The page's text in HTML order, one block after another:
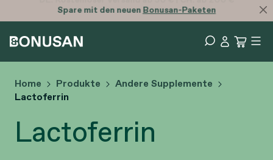
Spare mit den neuenBonusan-Paketen
Home Produkte
Andere Supplemente
Lactoferrin
Lactoferrin